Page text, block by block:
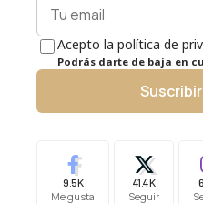
Acepto la política de
Podrás darte de baja en
9.5K
Me gusta
41.4K
Seguir